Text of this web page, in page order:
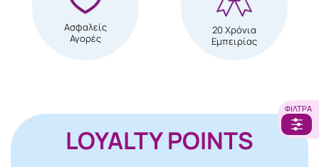
ΦΊΛΤΡΑ
Ασφαλείς
Αγορές
20 Χρόνια
Εμπειρίας
LOYALTY POINTS